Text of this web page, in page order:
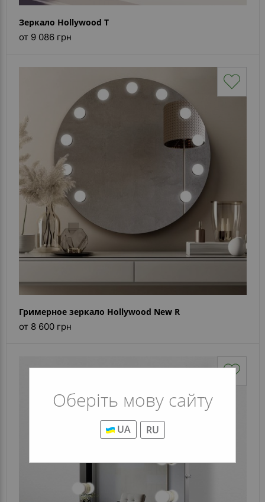
Оберіть мову сайту
UA RU
Зеркало Hollywood T
от 9 086 грн
Гримерное зеркало Hollywood New R
от 8 600 грн